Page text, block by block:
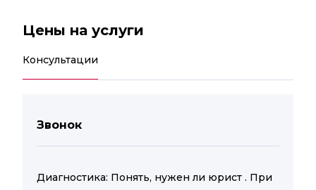
Цены на услуги
Консультации
Звонок
Диагностика: Понять, нужен ли юрист . При